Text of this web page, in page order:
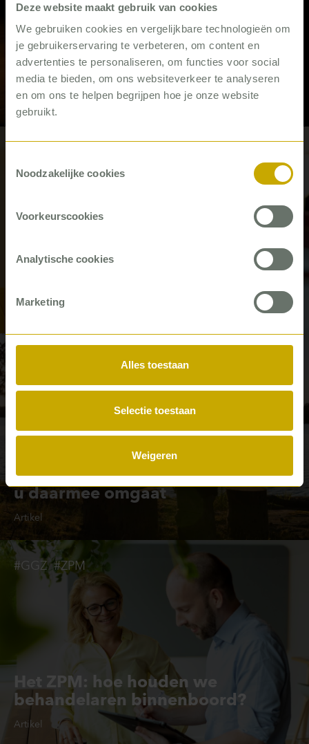
Deze website maakt gebruik van cookies
We gebruiken cookies en vergelijkbare technologieën om
je gebruikerservaring te verbeteren, om content en
advertenties te personaliseren, om functies voor social
media te bieden, om ons websiteverkeer te analyseren
en om ons te helpen begrijpen hoe je onze website
gebruikt.
Noodzakelijke cookies
Voorkeurscookies
Analytische cookies
Marketing
Alles toestaan
Selectie toestaan
Weigeren
Het ZPM: No-shows – en hoe u
daarmee omgaat
Verslag digitale ronde tafel ZPM
Directe en indirecte uren – en hoe
u daarmee omgaat
Artikel
Het ZPM: hoe houden we
behandelaren binnenboord?
Artikel
#GGZ #ZPM